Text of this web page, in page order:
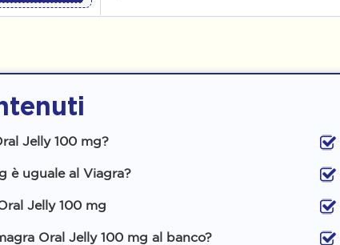
Jelly 100 mg?
è uguale al Viagra?
Jelly 100 mg
Oral Jelly 100 mg al banco?